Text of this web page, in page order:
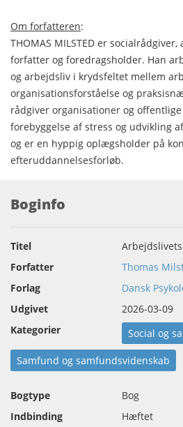
Om forfatteren:
THOMAS MILSTED er
forfatter og foredragsholder. Han
og arbejdsliv i krydsfeltet mellem
organisationsforståelse og
rådgiver organisationer og
forebyggelse af stress og udvikling
og er en hyppig oplægsholder på
efteruddannelsesforløb.
Boginfo
Titel
Arbejdslivets
Forfatter
Thomas
Forlag
Dansk
Udgivet
2026-03-09
Kategorier
Social og
Samfund og samfundsvidenskab
Bogtype
Bog
Indbinding
Hæftet